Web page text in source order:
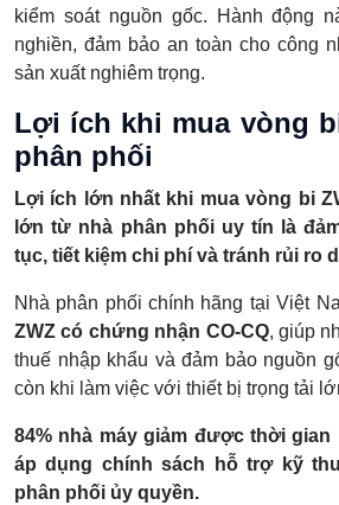
kiểm soát nguồn gốc. Hành động
nghiền, đảm bảo an toàn cho công
sản xuất nghiêm trọng.
Lợi ích khi mua vòng
phân phối
Lợi ích lớn nhất khi mua vòng bi
lớn từ nhà phân phối uy tín là
tục, tiết kiệm chi phí và tránh rủi ro
Nhà phân phối chính hãng tại Việt
ZWZ có chứng nhận CO-CQ, giúp
thuế nhập khẩu và đảm bảo nguồn
còn khi làm việc với thiết bị trọng tải
84% nhà máy giảm được thời
áp dụng chính sách hỗ trợ kỹ
phân phối ủy quyền.